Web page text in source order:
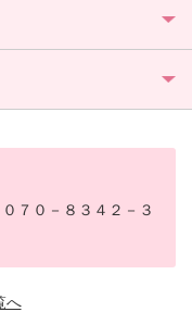
７０－８３４２－３
へ